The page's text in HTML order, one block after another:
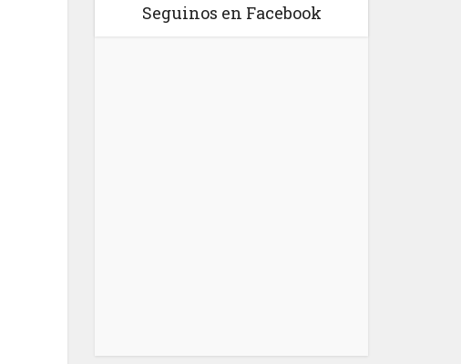
Seguinos en Facebook